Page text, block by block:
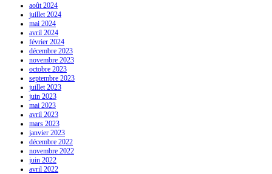
août 2024
juillet 2024
mai 2024
avril 2024
février 2024
décembre 2023
novembre 2023
octobre 2023
septembre 2023
juillet 2023
juin 2023
mai 2023
avril 2023
mars 2023
janvier 2023
décembre 2022
novembre 2022
juin 2022
avril 2022